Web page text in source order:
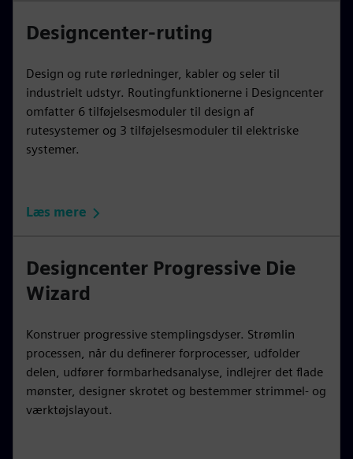
Designcenter-ruting
Design og rute rørledninger, kabler og seler til
industrielt udstyr. Routingfunktionerne i Designcenter
omfatter 6 tilføjelsesmoduler til design af
rutesystemer og 3 tilføjelsesmoduler til elektriske
systemer.
Læs mere
Designcenter Progressive Die
Wizard
Konstruer progressive stemplingsdyser. Strømlin
processen, når du definerer forprocesser, udfolder
delen, udfører formbarhedsanalyse, indlejrer det flade
mønster, designer skrotet og bestemmer strimmel- og
værktøjslayout.